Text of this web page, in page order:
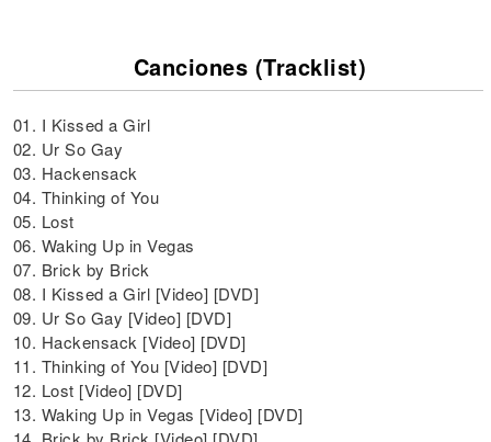
Canciones (Tracklist)
01. I Kissed a Girl
02. Ur So Gay
03. Hackensack
04. Thinking of You
05. Lost
06. Waking Up in Vegas
07. Brick by Brick
08. I Kissed a Girl [Video] [DVD]
09. Ur So Gay [Video] [DVD]
10. Hackensack [Video] [DVD]
11. Thinking of You [Video] [DVD]
12. Lost [Video] [DVD]
13. Waking Up in Vegas [Video] [DVD]